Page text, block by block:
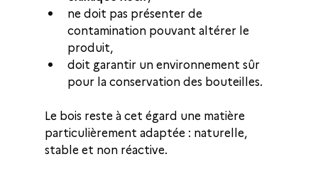
ne doit pas présenter de
contamination pouvant altérer le
produit,
doit garantir un environnement sûr
pour la conservation des bouteilles.
Le bois reste à cet égard une matière
particulièrement adaptée : naturelle,
stable et non réactive.